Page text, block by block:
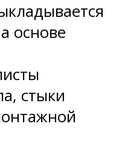
основе
стыки